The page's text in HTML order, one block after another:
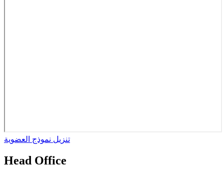
تنزيل نموذج العضوية
Head Office